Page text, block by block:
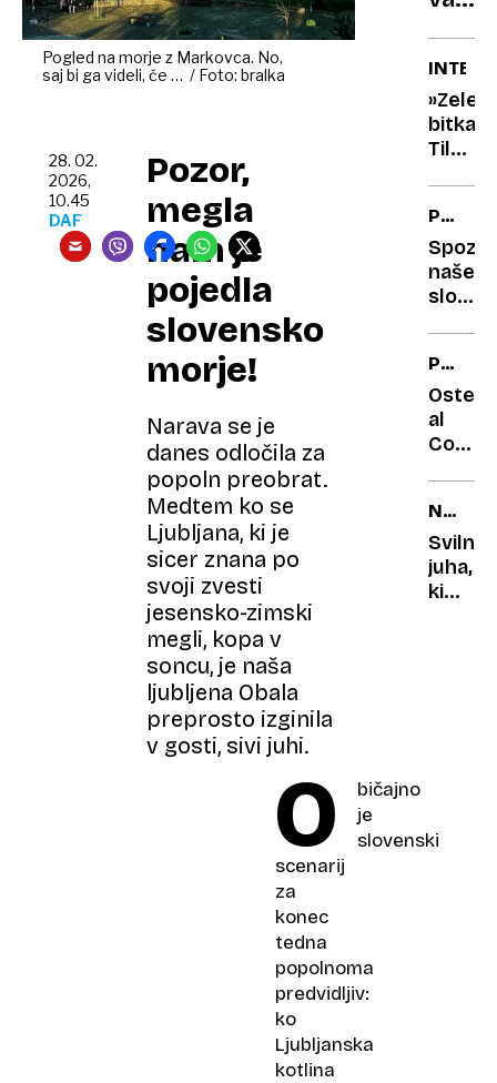
Pogled na morje z Markovca. No,
saj bi ga videli, če … / Foto: bralka
Pozor,
megla
nam je
pojedla
slovensko
morje!
Narava se je
danes odločila za
popoln preobrat.
Medtem ko se
Ljubljana, ki je
sicer znana po
svoji zvesti
jesensko-zimski
megli, kopa v
soncu, je naša
ljubljena Obala
preprosto izginila
v gosti, sivi juhi.
28. 02.
2026,
10.45
DAF
O
bičajno
je
slovenski
scenarij
za
konec
tedna
popolnoma
predvidljiv:
ko
Ljubljanska
kotlina
ima
hrana
slabši
okus?
Ni
se
vam
bitka
Tilna
veni,
jaz
STE
NA
KAVO
življenji
PO
al
hrana
z
JED
juha,
ki
lečo,